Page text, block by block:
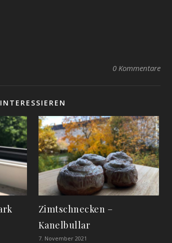
0 Kommentare
Zimtschnecken –
Kanelbullar
7. November 2021